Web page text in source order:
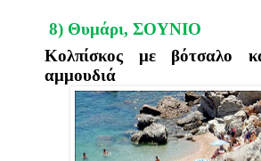
8) Θυμάρι, ΣΟΥΝΙΟ
Κολπίσκος με βότσαλο
αμμουδιά